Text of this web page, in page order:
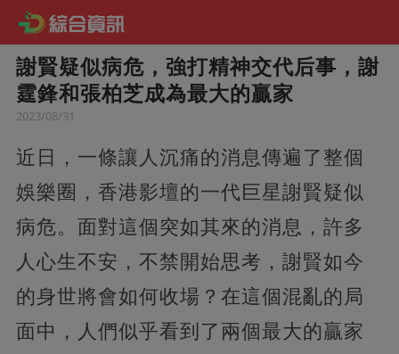
謝賢疑似病危，強打精神交代后事，謝
霆鋒和張柏芝成為最大的贏家
2023/08/31
近日，一條讓人沉痛的消息傳遍了整個
娛樂圈，香港影壇的一代巨星謝賢疑似
病危。面對這個突如其來的消息，許多
人心生不安，不禁開始思考，謝賢如今
的身世將會如何收場？在這個混亂的局
面中，人們似乎看到了兩個最大的贏家